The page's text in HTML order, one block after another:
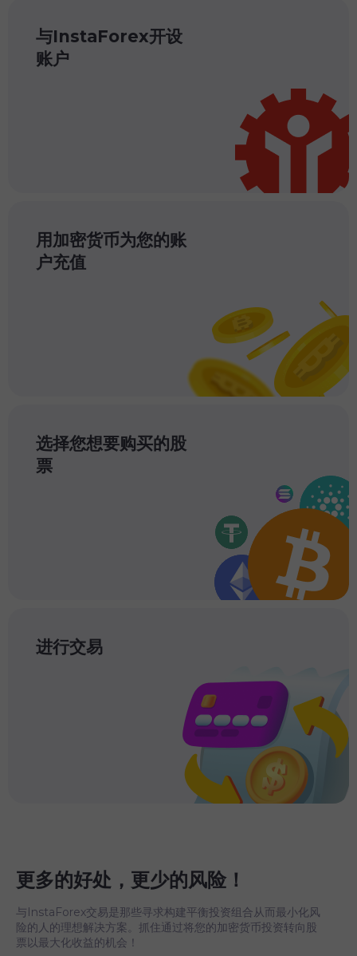
与InstaForex开设
账户
用加密货币为您的账
户充值
选择您想要购买的股
票
进行交易
更多的好处，更少的风险！
与InstaForex交易是那些寻求构建平衡投资组合从而最小化风
险的人的理想解决方案。抓住通过将您的加密货币投资转向股
票以最大化收益的机会！